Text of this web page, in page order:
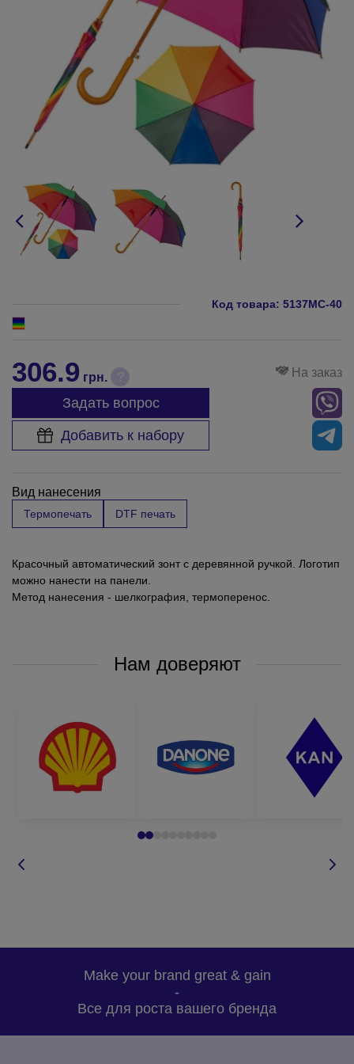
Код товара: 5137MC-40
306.9 грн. ? На заказ
Задать вопрос
Добавить к набору
Вид нанесения
Термопечать DTF печать
Красочный автоматический зонт с деревянной ручкой. Логотип
можно нанести на панели.
Метод нанесения - шелкография, термоперенос.
Нам доверяют
Make your brand great & gain
-
Все для роста вашего бренда